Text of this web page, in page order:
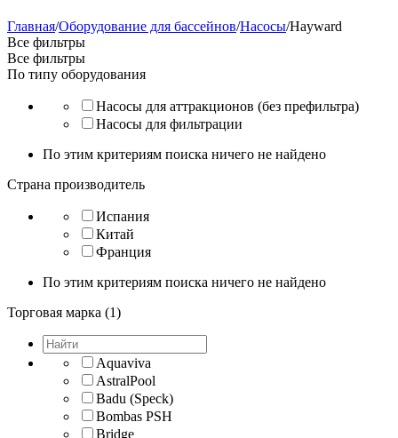
Главная/Оборудование для бассейнов/Насосы/Hayward
Все фильтры
Все фильтры
По типу оборудования
Насосы для аттракционов (без префильтра)
Насосы для фильтрации
По этим критериям поиска ничего не найдено
Страна производитель
Испания
Китай
Франция
По этим критериям поиска ничего не найдено
Торговая марка (1)
Aquaviva
AstralPool
Badu (Speck)
Bombas PSH
Bridge